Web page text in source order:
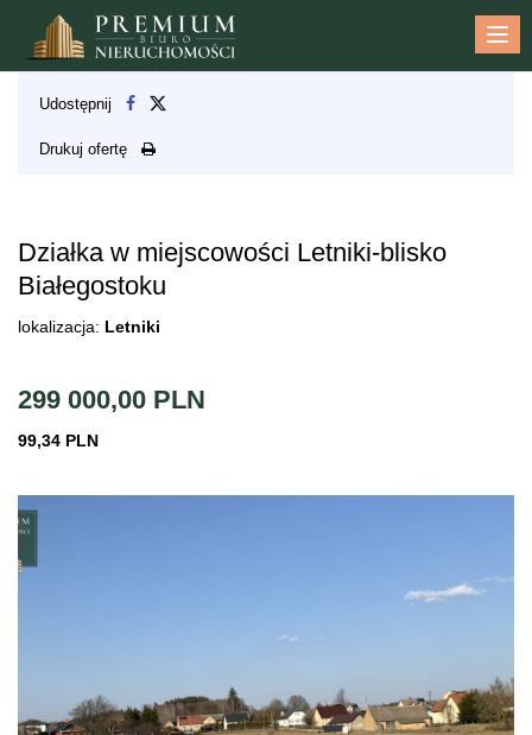
Udostępnij
Drukuj ofertę
Działka w miejscowości Letniki-blisko
Białegostoku
lokalizacja: Letniki
299 000,00 PLN
99,34 PLN